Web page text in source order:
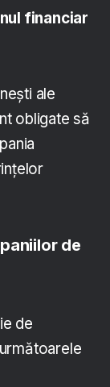
financiar
ale
obligate să
de
de